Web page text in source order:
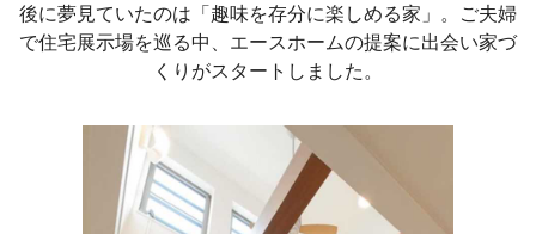
後に夢見ていたのは「趣味を存分に楽しめる家」。ご夫婦
で住宅展示場を巡る中、エースホームの提案に出会い家づ
くりがスタートしました。